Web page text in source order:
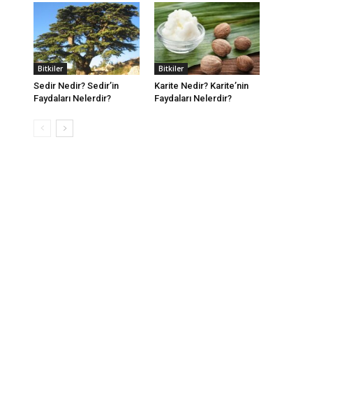
Bitkiler
Sedir Nedir? Sedir’in
Faydaları Nelerdir?
Bitkiler
Karite Nedir? Karite’nin
Faydaları Nelerdir?